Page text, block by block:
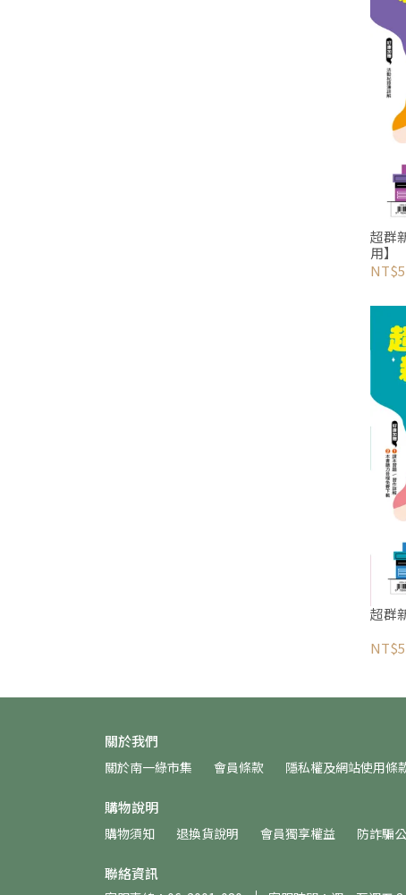
超群
用】
超群
關於我們
關於南一綠市集 會員條款 隱私權及網站使用條
購物說明
購物須知 退換貨說明 會員獨享權益 防詐騙
聯絡資訊